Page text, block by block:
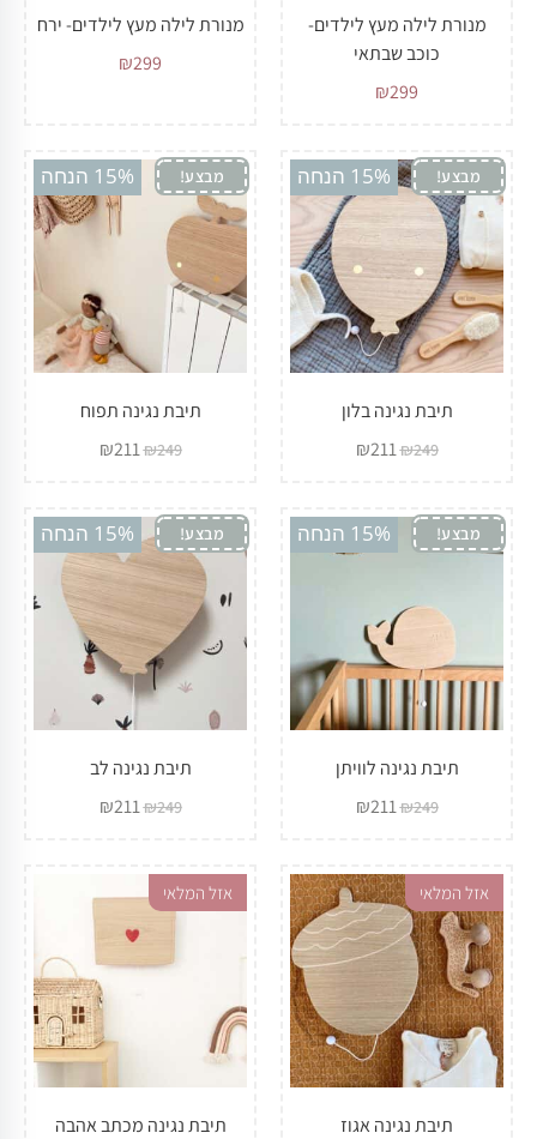
מנורת לילה מעץ לילדים-
כוכב שבתאי
₪299
מנורת לילה מעץ לילדים- ירח
₪299
15% הנחה מבצע!
תיבת נגינה בלון
₪249
₪211
15% הנחה מבצע!
תיבת נגינה תפוח
₪249
₪211
15% הנחה מבצע!
תיבת נגינה לוויתן
₪249
₪211
15% הנחה מבצע!
תיבת נגינה לב
₪249
₪211
אזל המלאי
תיבת נגינה אגוז
אזל המלאי
תיבת נגינה מכתב אהבה